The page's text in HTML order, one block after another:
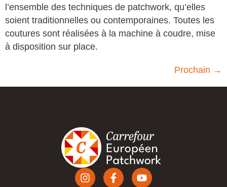
l’ensemble des techniques de patchwork, qu’elles
soient traditionnelles ou contemporaines. Toutes les
coutures sont réalisées à la machine à coudre, mise
à disposition sur place.
Prochain →